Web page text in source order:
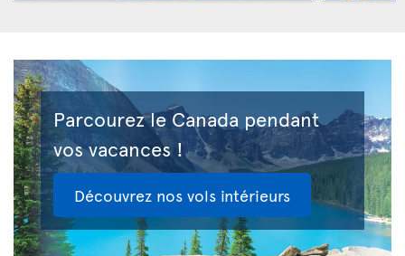
Parcourez le Canada pendant
vos vacances !
Découvrez nos vols intérieurs